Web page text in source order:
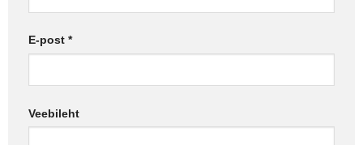
E-post *
Veebileht